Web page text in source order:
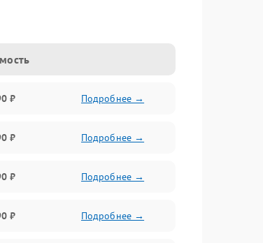
₽ Подробнее →
₽ Подробнее →
₽ Подробнее →
₽ Подробнее →